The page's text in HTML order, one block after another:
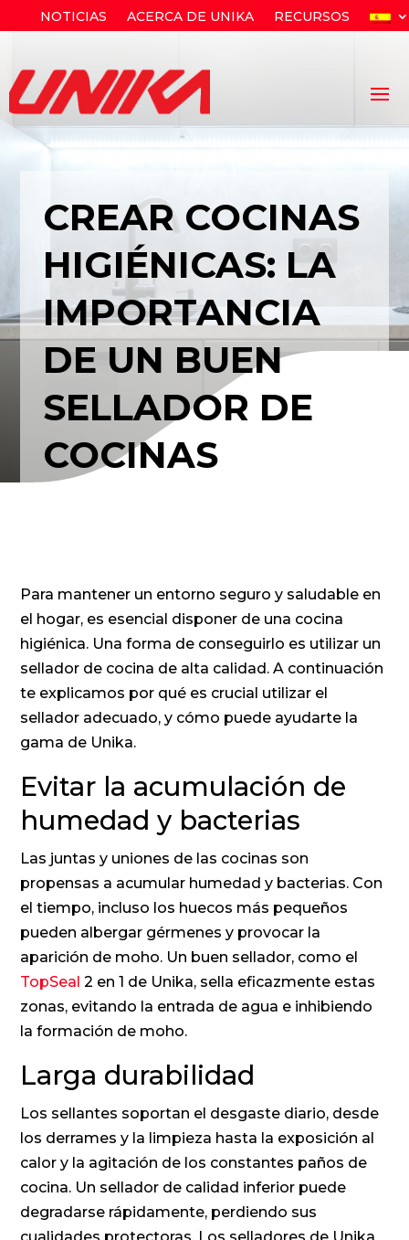
NOTICIAS ACERCA DE UNIKA RECURSOS
CREAR COCINAS
HIGIÉNICAS: LA
IMPORTANCIA
DE UN BUEN
SELLADOR DE
COCINAS
Para mantener un entorno seguro y saludable en
el hogar, es esencial disponer de una cocina
higiénica. Una forma de conseguirlo es utilizar un
sellador de cocina de alta calidad. A continuación
te explicamos por qué es crucial utilizar el
sellador adecuado, y cómo puede ayudarte la
gama de Unika.
Evitar la acumulación de
humedad y bacterias
Las juntas y uniones de las cocinas son
propensas a acumular humedad y bacterias. Con
el tiempo, incluso los huecos más pequeños
pueden albergar gérmenes y provocar la
aparición de moho. Un buen sellador, como el
TopSeal 2 en 1 de Unika, sella eficazmente estas
zonas, evitando la entrada de agua e inhibiendo
la formación de moho.
Larga durabilidad
Los sellantes soportan el desgaste diario, desde
los derrames y la limpieza hasta la exposición al
calor y la agitación de los constantes paños de
cocina. Un sellador de calidad inferior puede
degradarse rápidamente, perdiendo sus